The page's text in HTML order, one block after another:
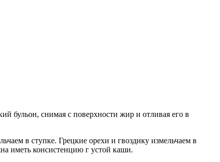
бульон, снимая с поверхности жир и отливая его в
в ступке. Грецкие орехи и гвоздику измельчаем в
иметь консистенцию г устой каши.